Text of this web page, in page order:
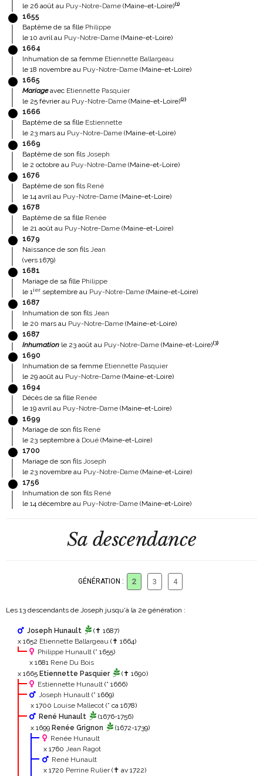
le 26 août au Puy-Notre-Dame (Maine-et-Loire)(1)
1655
Baptême de sa fille Philippe
le 10 avril au Puy-Notre-Dame (Maine-et-Loire)
1664
Inhumation de sa femme Etiennette Ballargeau
le 18 novembre au Puy-Notre-Dame (Maine-et-Loire)
1665
Mariageavec Etiennette Pasquier
le 25 février au Puy-Notre-Dame (Maine-et-Loire)(2)
1666
Baptême de sa fille Estiennette
le 23 mars au Puy-Notre-Dame (Maine-et-Loire)
1669
Baptême de son fils Joseph
le 2 octobre au Puy-Notre-Dame (Maine-et-Loire)
1676
Baptême de son fils René
le 14 avril au Puy-Notre-Dame (Maine-et-Loire)
1678
Baptême de sa fille Renée
le 21 août au Puy-Notre-Dame (Maine-et-Loire)
1679
Naissance de son fils Jean
(vers 1679)
1681
Mariage de sa fille Philippe
le 1ier septembre au Puy-Notre-Dame (Maine-et-Loire)
1687
Inhumation de son fils Jean
le 20 mars au Puy-Notre-Dame (Maine-et-Loire)
1687
Inhumation le 23 août au Puy-Notre-Dame (Maine-et-Loire)(3)
1690
Inhumation de sa femme Etiennette Pasquier
le 29 août au Puy-Notre-Dame (Maine-et-Loire)
1694
Décès de sa fille Renée
le 19 avril au Puy-Notre-Dame (Maine-et-Loire)
1699
Mariage de son fils René
le 23 septembre à Doué (Maine-et-Loire)
1700
Mariage de son fils Joseph
le 23 novembre au Puy-Notre-Dame (Maine-et-Loire)
1756
Inhumation de son fils René
le 14 décembre au Puy-Notre-Dame (Maine-et-Loire)
Sa descendance
GÉNÉRATION : 2 3 4
Les 13 descendants de Joseph jusqu'à la 2e génération :
Joseph Hunault
(✝ 1687)
x 1652 Etiennette Ballargeau (✝ 1664)
Philippe Hunault (° 1655)
x 1681 René Du Bois
x 1665 Etiennette Pasquier
(✝ 1690)
Estiennette Hunault (° 1666)
Joseph Hunault (° 1669)
x 1700 Louise Mallecot (° ca 1678)
René Hunault
(1676-1756)
x 1699 Renée Grignon
(1672-1739)
Renée Hunault
x 1760 Jean Ragot
René Hunault
x 1720 Perrine Rulier(✝ av 1722)